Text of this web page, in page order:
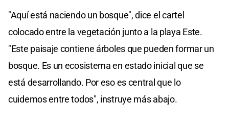
"Aquí está naciendo un bosque", dice el cartel
colocado entre la vegetación junto a la playa Este.
"Este paisaje contiene árboles que pueden formar un
bosque. Es un ecosistema en estado inicial que se
está desarrollando. Por eso es central que lo
cuidemos entre todos", instruye más abajo.